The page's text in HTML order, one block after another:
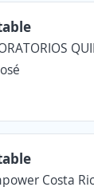
Costa